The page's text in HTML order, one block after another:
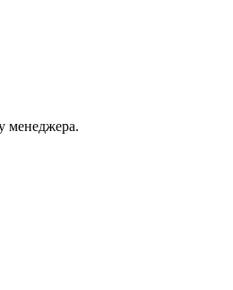
менеджера.